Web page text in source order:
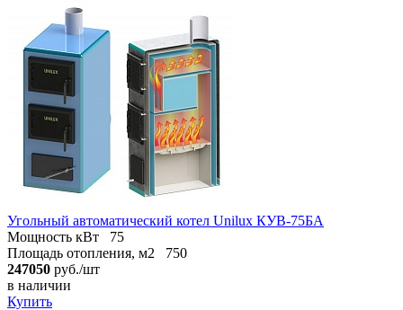
Угольный автоматический котел Unilux КУВ-75БА
Мощность кВт
75
Площадь отопления, м2
750
247050 руб./шт
в наличии
Купить